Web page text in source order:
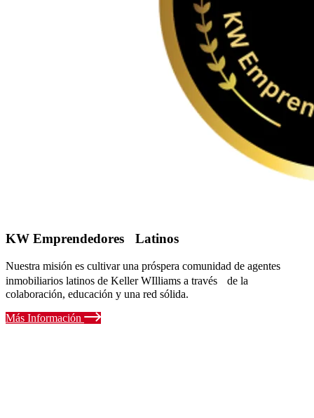
KW Emprendedores Latinos
Nuestra misión es cultivar una próspera comunidad de agentes
inmobiliarios latinos de Keller WIlliams a través de la
colaboración, educación y una red sólida.
Más Información